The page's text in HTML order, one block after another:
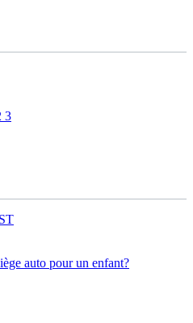
3
auto pour un enfant?